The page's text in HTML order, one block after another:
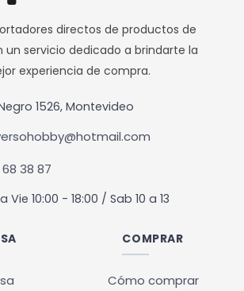
directos de productos de
un servicio dedicado a brindarte la
experiencia de compra.
1526, Montevideo
38 87
Vie 10:00 - 18:00 / Sab 10 a 13
COMPRAR
Cómo comprar